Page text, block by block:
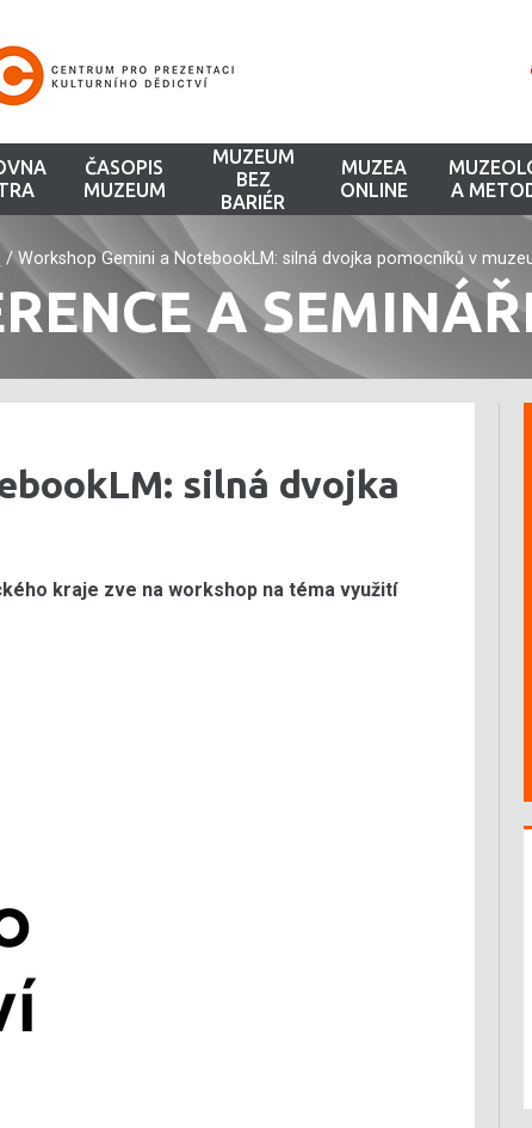
ČASOPIS
MUZEUM
MUZEUM
BEZ
BARIÉR
MUZEA
ONLINE
A
/Workshop Gemini a NotebookLM: silná dvojka pomocníků v
A
silná dvojka
kraje zve na workshop na téma využití